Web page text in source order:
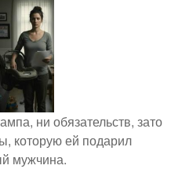
ни обязательств, зато
которую ей подарил
мужчина.